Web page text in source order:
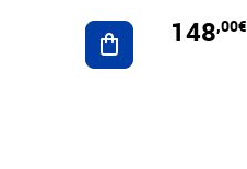
Ajouter au panier
148,00€